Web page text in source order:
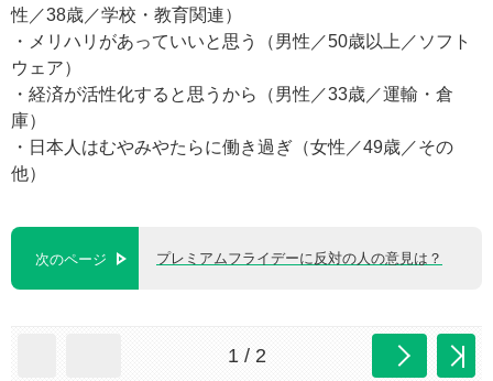
性／38歳／学校・教育関連）
・メリハリがあっていいと思う（男性／50歳以上／ソフト
ウェア）
・経済が活性化すると思うから（男性／33歳／運輸・倉
庫）
・日本人はむやみやたらに働き過ぎ（女性／49歳／その
他）
次のページ プレミアムフライデーに反対の人の意見は？
1 / 2